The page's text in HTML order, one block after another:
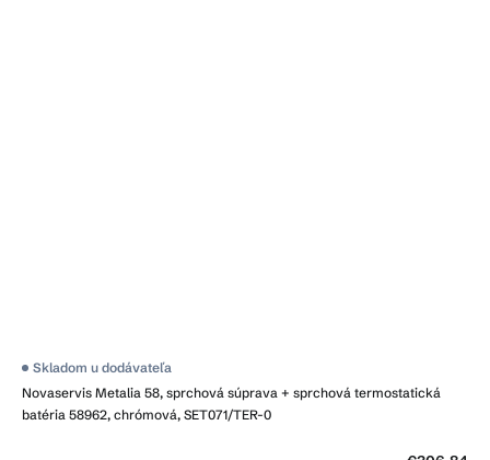
Novaservis Metalia 58, sprchová súprava + sprchová termostatická
batéria 58962, chrómová, SET071/TER-0
Skladom u dodávateľa